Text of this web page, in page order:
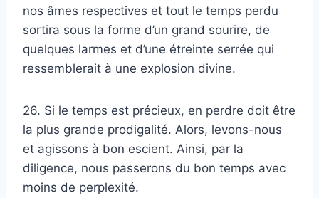
nos âmes respectives et tout le temps perdu
sortira sous la forme d’un grand sourire, de
quelques larmes et d’une étreinte serrée qui
ressemblerait à une explosion divine.
26. Si le temps est précieux, en perdre doit être
la plus grande prodigalité. Alors, levons-nous
et agissons à bon escient. Ainsi, par la
diligence, nous passerons du bon temps avec
moins de perplexité.